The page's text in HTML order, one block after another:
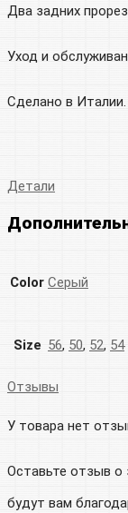
Два задних
Уход и
Сделано в Италии.
Детали
Color Серый
Size 56, 50, 52, 54
Отзывы
У товара нет
Оставьте отзыв о
будут вам